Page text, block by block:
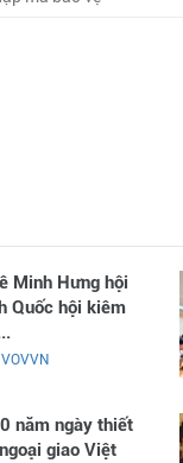
Minh Hưng hội
Quốc hội kiêm
VOVVN
năm ngày thiết
giao Việt